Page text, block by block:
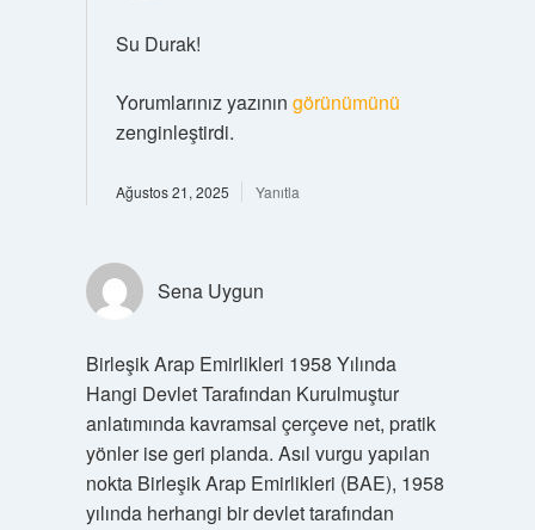
Su Durak!
Yorumlarınız yazının görünümünü
zenginleştirdi.
Ağustos 21, 2025 Yanıtla
Sena Uygun
Birleşik Arap Emirlikleri 1958 Yılında
Hangi Devlet Tarafından Kurulmuştur
anlatımında kavramsal çerçeve net, pratik
yönler ise geri planda. Asıl vurgu yapılan
nokta Birleşik Arap Emirlikleri (BAE), 1958
yılında herhangi bir devlet tarafından